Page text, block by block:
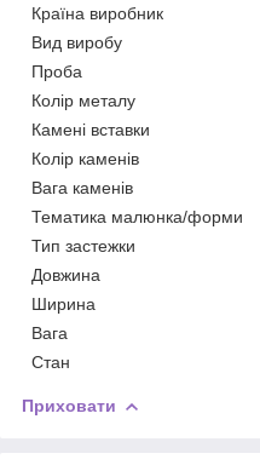
Країна виробник
Вид виробу
Проба
Колір металу
Камені вставки
Колір каменів
Вага каменів
Тематика малюнка/форми
Тип застежки
Довжина
Ширина
Вага
Стан
Приховати